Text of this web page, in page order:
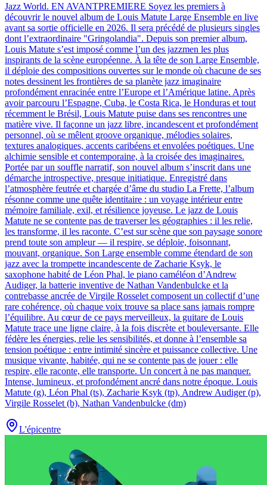
Jazz World. EN AVANTPREMIERE Soyez les premiers à
découvrir le nouvel album de Louis Matute Large Ensemble en live
avant sa sortie officielle en 2026. Il sera précédé de plusieurs singles
dont l’extraordinaire "Gringolandia". Depuis son premier album,
Louis Matute s’est imposé comme l’un des jazzmen les plus
inspirants de la scène européenne. À la tête de son Large Ensemble,
il déploie des compositions ouvertes sur le monde où chacune de ses
notes dessinent les frontières de sa planète jazz imaginaire
profondément enracinée entre l’Europe et l’Amérique latine. Après
avoir parcouru l’Espagne, Cuba, le Costa Rica, le Honduras et tout
récemment le Brésil, Louis Matute puise dans ses rencontres une
matière vive. Il façonne un jazz libre, incandescent et profondément
personnel, où se mêlent groove organique, mélodies solaires,
textures analogiques, accents caribéens et envolées poétiques. Une
alchimie sensible et contemporaine, à la croisée des imaginaires.
Portée par un souffle narratif, son nouvel album s’inscrit dans une
démarche introspective, presque initiatique. Enregistré dans
l’atmosphère feutrée et chargée d’âme du studio La Frette, l’album
résonne comme une quête identitaire : un voyage intérieur entre
mémoire familiale, exil, et résilience joyeuse. Le jazz de Louis
Matute ne se contente pas de traverser les géographies : il les relie,
les transforme, il les raconte. C’est sur scène que son paysage sonore
prend toute son ampleur — il respire, se déploie, foisonnant,
mouvant, organique. Son Large ensemble comme étendard de son
jazz avec la trompette incandescente de Zacharie Ksyk, le
saxophone habité de Léon Phal, le piano caméléon d’Andrew
Audiger, la batterie inventive de Nathan Vandenbulcke et la
contrebasse ancrée de Virgile Rosselet composent un collectif d’une
rare cohérence, où chaque voix trouve sa place sans jamais rompre
l’équilibre. Au cœur de ce pays merveilleux, la guitare de Louis
Matute trace une ligne claire, à la fois discrète et bouleversante. Elle
fédère les énergies, relie les sensibilités, et donne à l’ensemble sa
tension poétique : entre intimité sincère et puissance collective. Une
musique vivante, habitée, qui ne se contente pas de jouer : elle
respire, elle raconte, elle transporte. Un concert à ne pas manquer.
Intense, lumineux, et profondément ancré dans notre époque. Louis
Matute (g), Léon Phal (ts), Zacharie Ksyk (tp), Andrew Audiger (p),
Virgile Rosselet (b), Nathan Vandenbulcke (dm)
L'épicentre